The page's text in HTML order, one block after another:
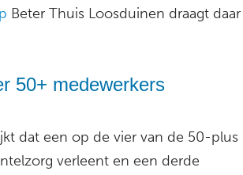
Beter Thuis Loosduinen draagt daar
50+ medewerkers
dat een op de vier van de 50-plus
verleent en een derde